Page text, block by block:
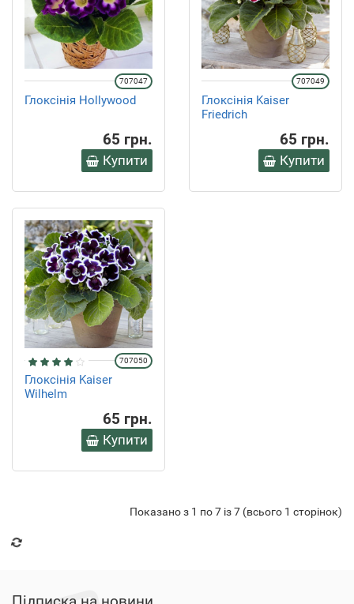
Глоксінія Hollywood
707047
65 грн.
Купити
Глоксінія Kaiser
Friedrich
707049
65 грн.
Купити
Глоксінія Kaiser
Wilhelm
707050
65 грн.
Купити
Показано з 1 по 7 із 7 (всього 1 сторінок)